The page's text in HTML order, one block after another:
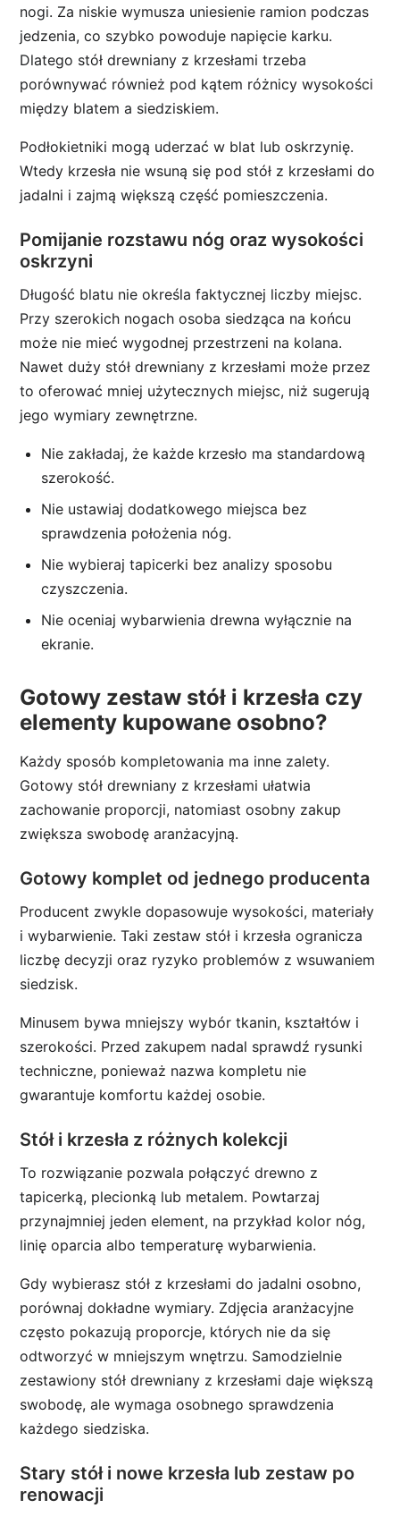
nogi. Za niskie wymusza uniesienie ramion podczas
jedzenia, co szybko powoduje napięcie karku.
Dlatego stół drewniany z krzesłami trzeba
porównywać również pod kątem różnicy wysokości
między blatem a siedziskiem.
Podłokietniki mogą uderzać w blat lub oskrzynię.
Wtedy krzesła nie wsuną się pod stół z krzesłami do
jadalni i zajmą większą część pomieszczenia.
Pomijanie rozstawu nóg oraz wysokości
oskrzyni
Długość blatu nie określa faktycznej liczby miejsc.
Przy szerokich nogach osoba siedząca na końcu
może nie mieć wygodnej przestrzeni na kolana.
Nawet duży stół drewniany z krzesłami może przez
to oferować mniej użytecznych miejsc, niż sugerują
jego wymiary zewnętrzne.
Nie zakładaj, że każde krzesło ma standardową
szerokość.
Nie ustawiaj dodatkowego miejsca bez
sprawdzenia położenia nóg.
Nie wybieraj tapicerki bez analizy sposobu
czyszczenia.
Nie oceniaj wybarwienia drewna wyłącznie na
ekranie.
Gotowy zestaw stół i krzesła czy
elementy kupowane osobno?
Każdy sposób kompletowania ma inne zalety.
Gotowy stół drewniany z krzesłami ułatwia
zachowanie proporcji, natomiast osobny zakup
zwiększa swobodę aranżacyjną.
Gotowy komplet od jednego producenta
Producent zwykle dopasowuje wysokości, materiały
i wybarwienie. Taki zestaw stół i krzesła ogranicza
liczbę decyzji oraz ryzyko problemów z wsuwaniem
siedzisk.
Minusem bywa mniejszy wybór tkanin, kształtów i
szerokości. Przed zakupem nadal sprawdź rysunki
techniczne, ponieważ nazwa kompletu nie
gwarantuje komfortu każdej osobie.
Stół i krzesła z różnych kolekcji
To rozwiązanie pozwala połączyć drewno z
tapicerką, plecionką lub metalem. Powtarzaj
przynajmniej jeden element, na przykład kolor nóg,
linię oparcia albo temperaturę wybarwienia.
Gdy wybierasz stół z krzesłami do jadalni osobno,
porównaj dokładne wymiary. Zdjęcia aranżacyjne
często pokazują proporcje, których nie da się
odtworzyć w mniejszym wnętrzu. Samodzielnie
zestawiony stół drewniany z krzesłami daje większą
swobodę, ale wymaga osobnego sprawdzenia
każdego siedziska.
Stary stół i nowe krzesła lub zestaw po
renowacji